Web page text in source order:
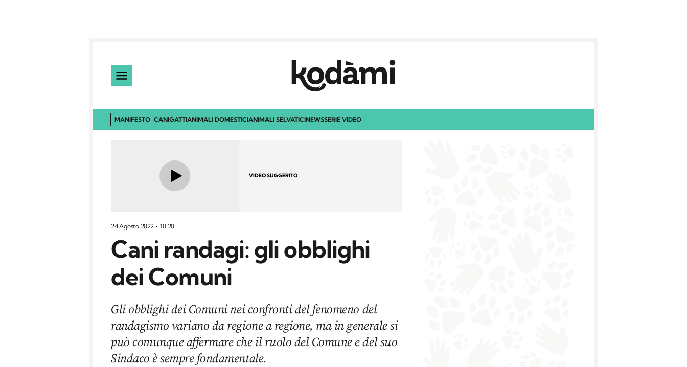
MANIFESTO CANIGATTIANIMALI DOMESTICIANIMALI SELVATICINEWSSERIE VIDEO
VIDEO SUGGERITO
24 Agosto 2022 10:20
Cani randagi: gli obblighi
dei Comuni
Gli obblighi dei Comuni nei confronti del fenomeno del
randagismo variano da regione a regione, ma in generale si
può comunque affermare che il ruolo del Comune e del suo
Sindaco è sempre fondamentale.